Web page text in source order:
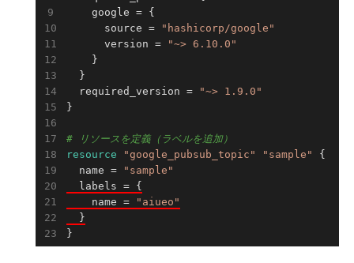
    google = {
      source =
"hashicorp/google"
      version =
"~> 6.10.0"
    }
  }
  required_version =
"~> 1.9.0"
}
# リソースを定義（ラベルを追加）
resource
"google_pubsub_topic" "sample"
{
  name =
"sample"
  labels = {
    name =
"aiueo"
  }
}